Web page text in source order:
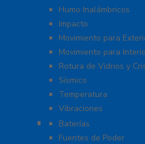
Humo Inalámbricos
Impacto
Movimiento para
Movimiento para
Rotura de Vidrios y
Sísmico
Temperatura
Vibraciones
Energía
Baterías
Fuentes de Poder